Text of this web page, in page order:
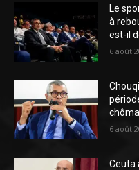
Le
à
est-il
6 août
6 août
Ceuta